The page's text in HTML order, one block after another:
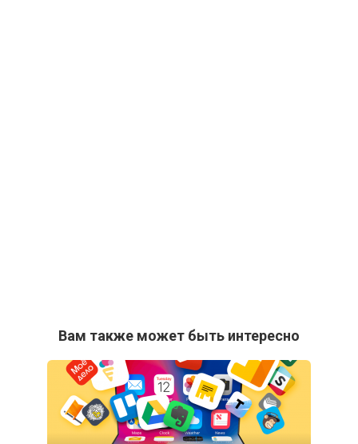
Вам также может быть интересно